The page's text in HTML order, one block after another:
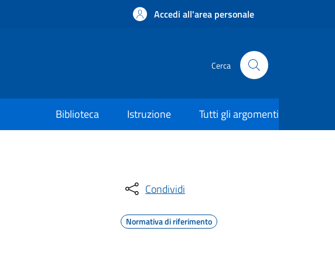
Accedi all'area personale
Cerca
Biblioteca Istruzione Tutti gli argomenti
Condividi
Normativa di riferimento